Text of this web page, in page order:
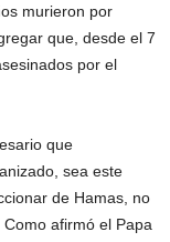
murieron por
que, desde el 7
por el
que
sea este
de Hamas, no
afirmó el Papa